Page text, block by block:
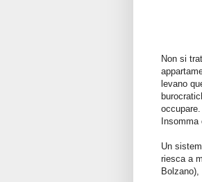
Non si
levano
occupare.
Un
riesca a